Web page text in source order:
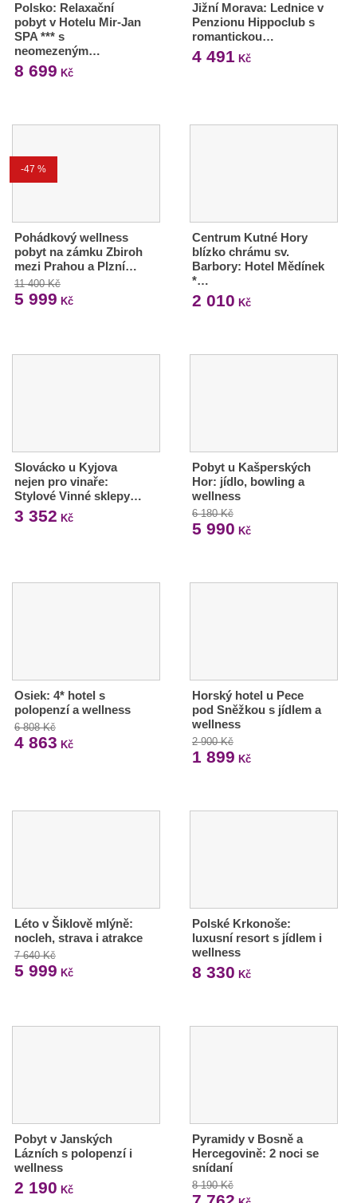
Polsko: Relaxační
pobyt v Hotelu Mir-Jan
SPA *** s
neomezeným…
8 699 Kč
Jižní Morava: Lednice v
Penzionu Hippoclub s
romantickou…
4 491 Kč
-47 %
Pohádkový wellness
pobyt na zámku Zbiroh
mezi Prahou a Plzní…
11 400 Kč
5 999 Kč
Centrum Kutné Hory
blízko chrámu sv.
Barbory: Hotel Mědínek
*…
2 010 Kč
Slovácko u Kyjova
nejen pro vinaře:
Stylové Vinné sklepy…
3 352 Kč
Pobyt u Kašperských
Hor: jídlo, bowling a
wellness
6 180 Kč
5 990 Kč
Osiek: 4* hotel s
polopenzí a wellness
6 808 Kč
4 863 Kč
Horský hotel u Pece
pod Sněžkou s jídlem a
wellness
2 900 Kč
1 899 Kč
Léto v Šiklově mlýně:
nocleh, strava i atrakce
7 640 Kč
5 999 Kč
Polské Krkonoše:
luxusní resort s jídlem i
wellness
8 330 Kč
Pobyt v Janských
Lázních s polopenzí i
wellness
2 190 Kč
Pyramidy v Bosně a
Hercegovině: 2 noci se
snídaní
8 190 Kč